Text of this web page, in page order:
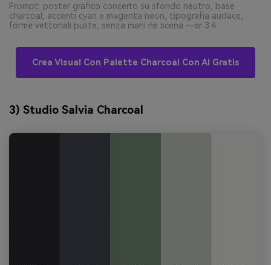
Prompt: poster grafico concerto su sfondo neutro, base
charcoal, accenti cyan e magenta neon, tipografia audace,
forme vettoriali pulite, senza mani né scena --ar 3:4
Crea Visual Con Palette Charcoal Con AI Gratis
3) Studio Salvia Charcoal